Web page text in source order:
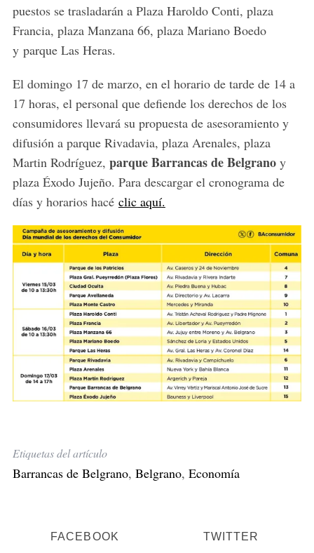
puestos se trasladarán a Plaza Haroldo Conti, plaza
Francia, plaza Manzana 66, plaza Mariano Boedo
y parque Las Heras.
El domingo 17 de marzo, en el horario de tarde de 14 a
17 horas, el personal que defiende los derechos de los
consumidores llevará su propuesta de asesoramiento y
difusión a parque Rivadavia, plaza Arenales, plaza
Martin Rodríguez, parque Barrancas de Belgranoy
plaza Éxodo Jujeño. Para descargar el cronograma de
días y horarios hacé clic aquí.
Etiquetas del artículo
Barrancas de Belgrano, Belgrano, Economía
FACEBOOK TWITTER